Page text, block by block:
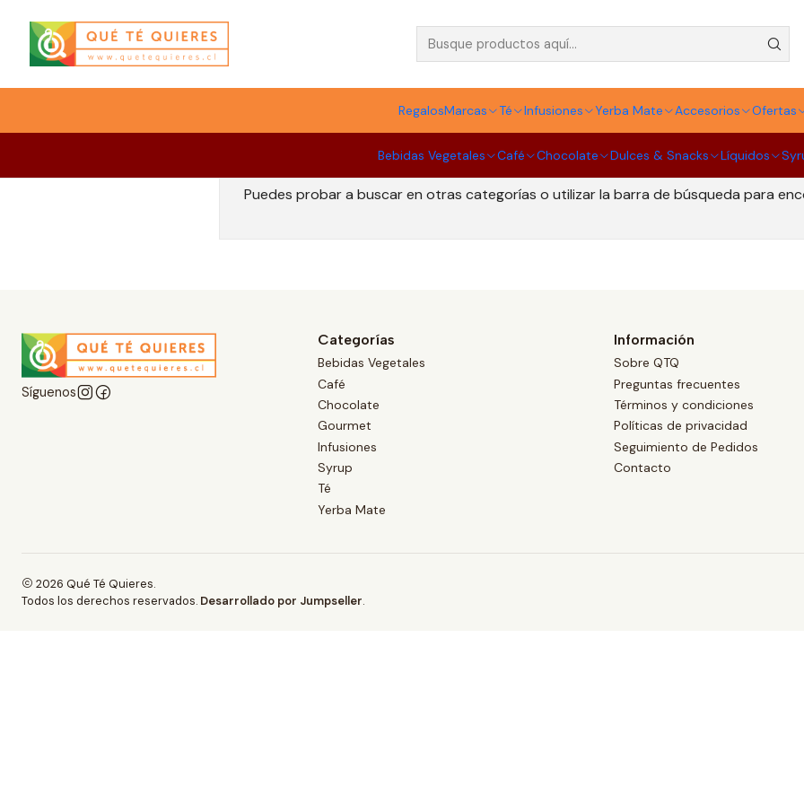
RegalosMarcas Té Infusiones Yerba Mate Accesorios Ofertas
Bebidas Vegetales Café Chocolate Dulces & Snacks Líquidos
Infusiones Marley Coffee
Todavía no hay productos disponibles aquí
Puedes probar a buscar en otras categorías o utilizar la barra de búsqueda para
Síguenos
Categorías
Bebidas Vegetales
Café
Chocolate
Gourmet
Infusiones
Syrup
Té
Yerba Mate
Información
Sobre QTQ
Preguntas frecuentes
Términos y condiciones
Políticas de privacidad
Seguimiento de Pedidos
Contacto
2026 Qué Té Quieres.
Todos los derechos reservados. Desarrollado por Jumpseller.